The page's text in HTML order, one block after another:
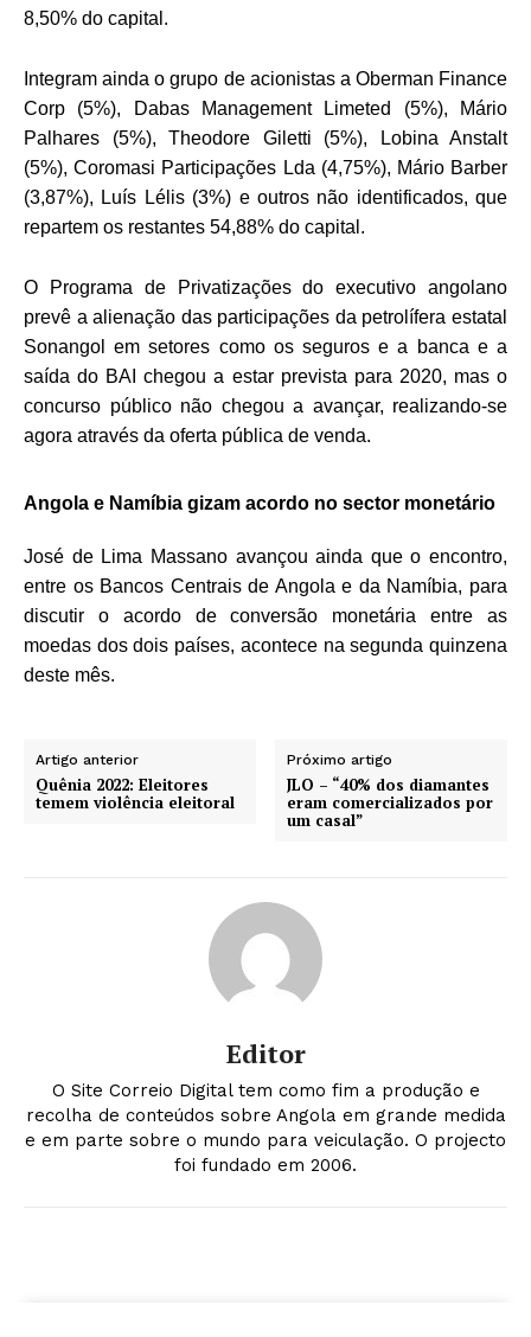
8,50% do capital.
Integram ainda o grupo de acionistas a Oberman Finance
Corp (5%), Dabas Management Limeted (5%), Mário
Palhares (5%), Theodore Giletti (5%), Lobina Anstalt
(5%), Coromasi Participações Lda (4,75%), Mário Barber
(3,87%), Luís Lélis (3%) e outros não identificados, que
repartem os restantes 54,88% do capital.
O Programa de Privatizações do executivo angolano
prevê a alienação das participações da petrolífera estatal
Sonangol em setores como os seguros e a banca e a
saída do BAI chegou a estar prevista para 2020, mas o
concurso público não chegou a avançar, realizando-se
agora através da oferta pública de venda.
Angola e Namíbia gizam acordo no sector monetário
José de Lima Massano avançou ainda que o encontro,
entre os Bancos Centrais de Angola e da Namíbia, para
discutir o acordo de conversão monetária entre as
moedas dos dois países, acontece na segunda quinzena
deste mês.
Artigo anterior
Quênia 2022: Eleitores
temem violência eleitoral
Próximo artigo
JLO – “40% dos diamantes
eram comercializados por
um casal”
Editor
O Site Correio Digital tem como fim a produção e
recolha de conteúdos sobre Angola em grande medida
e em parte sobre o mundo para veiculação. O projecto
foi fundado em 2006.